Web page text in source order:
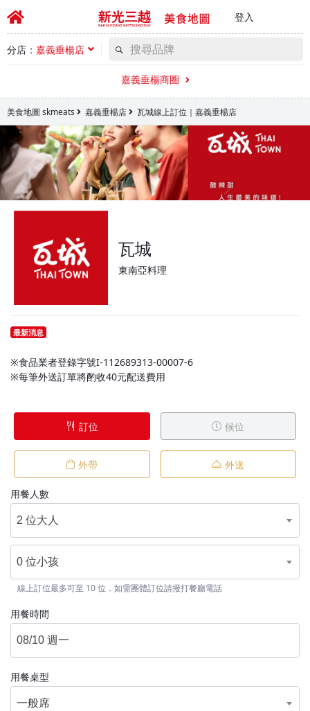
登入
分店： 嘉義垂楊店
嘉義垂楊商圈
美食地圖 skmeats 嘉義垂楊店 瓦城線上訂位｜嘉義垂楊店
瓦城
東南亞料理
最新消息
※食品業者登錄字號I-112689313-00007-6
※每筆外送訂單將酌收40元配送費用
訂位 候位
外帶 外送
用餐人數
2 位大人
0 位小孩
線上訂位最多可至 10 位，如需團體訂位請撥打餐廳電話
用餐時間
用餐桌型
一般席